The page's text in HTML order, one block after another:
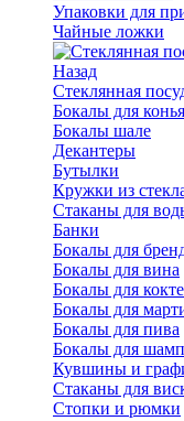
Упаковки для
Чайные ложки
Назад
Стеклянная
Бокалы для
Бокалы шале
Декантеры
Бутылки
Кружки из
Стаканы для
Банки
Бокалы для
Бокалы для вина
Бокалы для
Бокалы для
Бокалы для пива
Бокалы для
Кувшины и
Стаканы для
Стопки и рюмки